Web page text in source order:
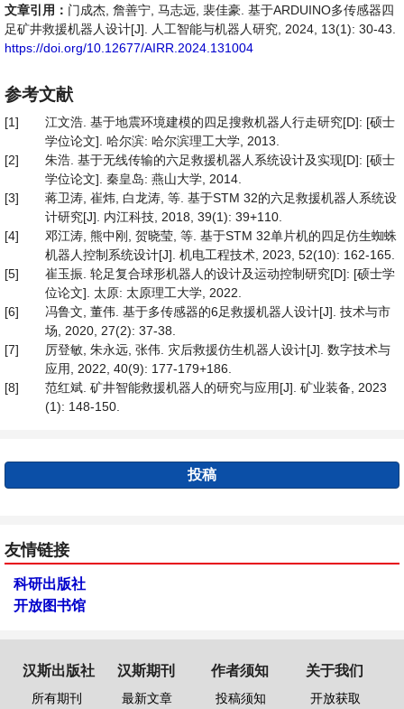
文章引用： 门成杰, 詹善宁, 马志远, 裴佳豪. 基于ARDUINO多传感器四
足矿井救援机器人设计[J]. 人工智能与机器人研究, 2024, 13(1): 30-43.
https://doi.org/10.12677/AIRR.2024.131004
参考文献
[1]
江文浩. 基于地震环境建模的四足搜救机器人行走研究[D]: [硕士
学位论文]. 哈尔滨: 哈尔滨理工大学, 2013.
[2]
朱浩. 基于无线传输的六足救援机器人系统设计及实现[D]: [硕士
学位论文]. 秦皇岛: 燕山大学, 2014.
[3]
蒋卫涛, 崔炜, 白龙涛, 等. 基于STM 32的六足救援机器人系统设
计研究[J]. 内江科技, 2018, 39(1): 39+110.
[4]
邓江涛, 熊中刚, 贺晓莹, 等. 基于STM 32单片机的四足仿生蜘蛛
机器人控制系统设计[J]. 机电工程技术, 2023, 52(10): 162-165.
[5]
崔玉振. 轮足复合球形机器人的设计及运动控制研究[D]: [硕士学
位论文]. 太原: 太原理工大学, 2022.
[6]
冯鲁文, 董伟. 基于多传感器的6足救援机器人设计[J]. 技术与市
场, 2020, 27(2): 37-38.
[7]
厉登敏, 朱永远, 张伟. 灾后救援仿生机器人设计[J]. 数字技术与
应用, 2022, 40(9): 177-179+186.
[8]
范红斌. 矿井智能救援机器人的研究与应用[J]. 矿业装备, 2023
(1): 148-150.
投稿
友情链接
科研出版社
开放图书馆
汉斯出版社
所有期刊
汉斯期刊
最新文章
作者须知
投稿须知
关于我们
开放获取